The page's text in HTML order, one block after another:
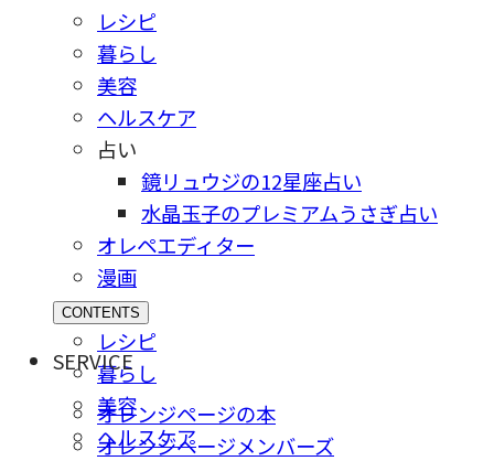
レシピ
暮らし
美容
ヘルスケア
占い
鏡リュウジの12星座占い
水晶玉子のプレミアムうさぎ占い
オレペエディター
漫画
CONTENTS
レシピ
暮らし
美容
ヘルスケア
SERVICE
オレンジページの本
オレンジページメンバーズ